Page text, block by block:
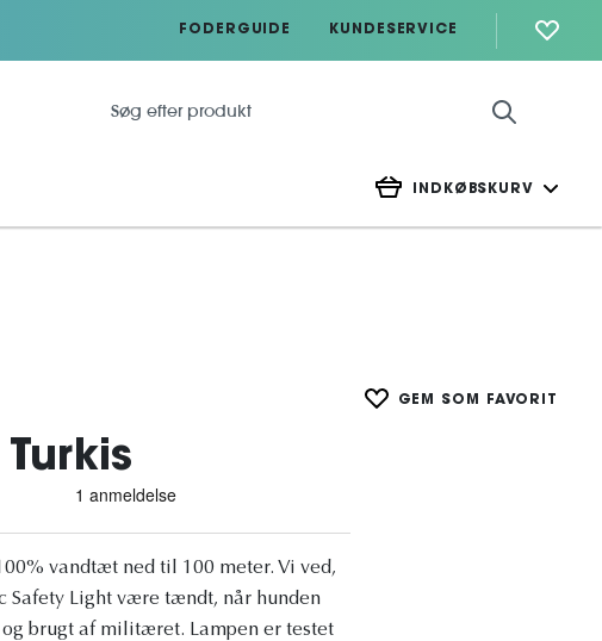
FODERGUIDE KUNDESERVICE
INDKØBSKURV
GEM SOM FAVORIT
vandtæt ned til 100 meter. Vi ved,
Safety Light være tændt, når hunden
brugt af militæret. Lampen er testet